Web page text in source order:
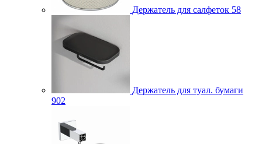
Держатель для салфеток 58
Держатель для туал. бумаги
902